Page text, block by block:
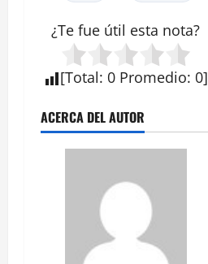
¿Te fue útil esta nota?
[Total: 0 Promedio: 0]
ACERCA DEL AUTOR